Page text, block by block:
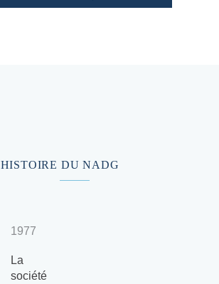
HISTOIRE DU NADG
1977
La
société